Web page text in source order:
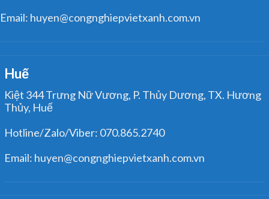
Email: huyen@congnghiepvietxanh.com.vn
Huế
Kiệt 344 Trưng Nữ Vương, P. Thủy Dương, TX. Hương
Thủy, Huế
Hotline/Zalo/Viber: 070.865.2740
Email: huyen@congnghiepvietxanh.com.vn